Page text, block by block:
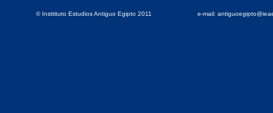
© Insttituto Estudios Antiguo Egipto 2011 e-mail: